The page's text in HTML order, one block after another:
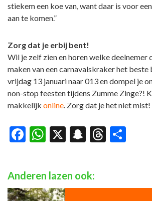
stiekem een koe van, want daar is voor
aan te komen.”
Zorg dat je erbij bent!
Wil je zelf zien en horen welke deelnemer
maken van een carnavalskraker het beste
vrijdag 13 januari naar 013 en dompel je
non-stop feesten tijdens Zumme Zinge?!
makkelijk online. Zorg dat je het niet mist!
Facebook
WhatsApp
X Snapchat
Anderen lazen ook: